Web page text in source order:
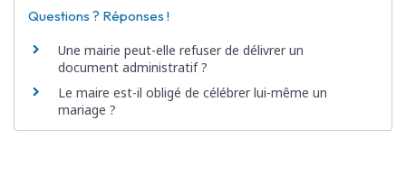
Questions ? Réponses !
Une mairie peut-elle refuser de délivrer un
document administratif ?
Le maire est-il obligé de célébrer lui-même un
mariage ?